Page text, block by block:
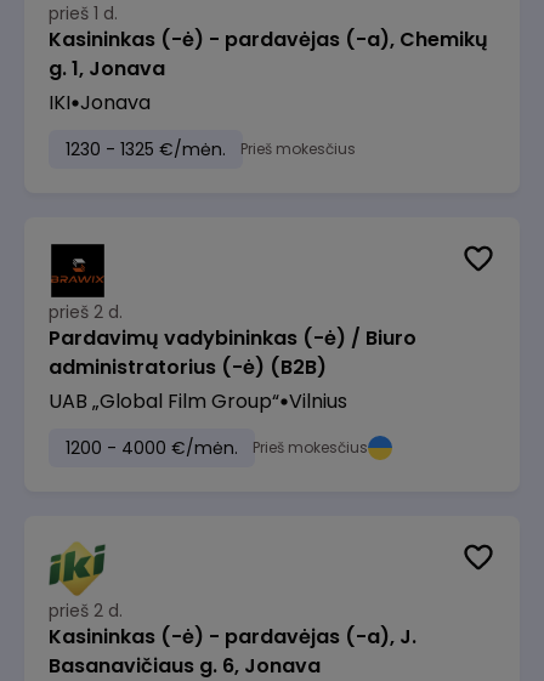
prieš 1 d.
Kasininkas (-ė) - pardavėjas (-a), Chemikų
g. 1, Jonava
IKI Jonava
1230 - 1325 €/mėn. Prieš mokesčius
prieš 2 d.
Pardavimų vadybininkas (-ė) / Biuro
administratorius (-ė) (B2B)
UAB „Global Film Group“ Vilnius
1200 - 4000 €/mėn. Prieš mokesčius
prieš 2 d.
Kasininkas (-ė) - pardavėjas (-a), J.
Basanavičiaus g. 6, Jonava